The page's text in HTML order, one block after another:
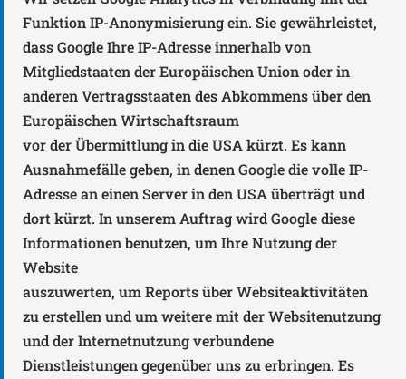
Funktion IP-Anonymisierung ein. Sie gewährleistet,
dass Google Ihre IP-Adresse innerhalb von
Mitgliedstaaten der Europäischen Union oder in
anderen Vertragsstaaten des Abkommens über den
Europäischen Wirtschaftsraum
vor der Übermittlung in die USA kürzt. Es kann
Ausnahmefälle geben, in denen Google die volle IP-
Adresse an einen Server in den USA überträgt und
dort kürzt. In unserem Auftrag wird Google diese
Informationen benutzen, um Ihre Nutzung der
Website
auszuwerten, um Reports über Websiteaktivitäten
zu erstellen und um weitere mit der Websitenutzung
und der Internetnutzung verbundene
Dienstleistungen gegenüber uns zu erbringen. Es